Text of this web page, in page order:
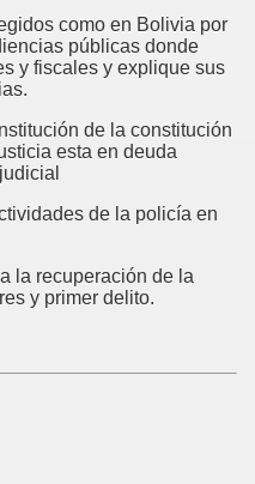
como en Bolivia por
públicas donde
y fiscales y explique sus
de la constitución
esta en deuda
de la policía en
la recuperación de la
y primer delito.